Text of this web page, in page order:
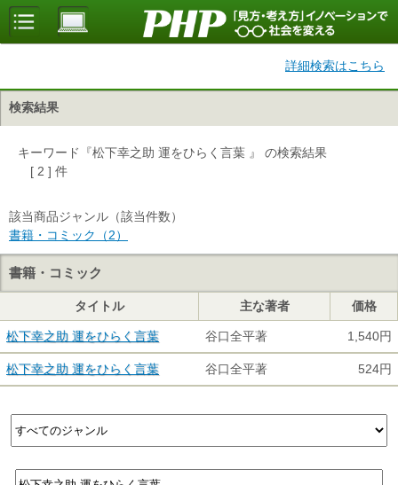
詳細検索はこちら
検索結果
キーワード『松下幸之助 運をひらく言葉 』 の検索結果
[ 2 ] 件
該当商品ジャンル（該当件数）
書籍・コミック（2）
書籍・コミック
タイトル 主な著者 価格
松下幸之助 運をひらく言葉 谷口全平著 1,540円
松下幸之助 運をひらく言葉 谷口全平著 524円